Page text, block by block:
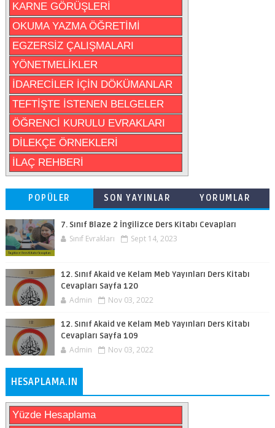
KARNE GÖRÜŞLERİ
OKUMA YAZMA ÖĞRETİMİ
EGZERSİZ ÇALIŞMALARI
YÖNETMELİKLER
İDARECİLER İÇİN DÖKÜMANLAR
TEFTİŞTE İSTENEN BELGELER
ÖĞRENCİ KURULU EVRAKLARI
DİLEKÇE ÖRNEKLERİ
İLAÇ REHBERİ
POPÜLER SON YAYINLAR YORUMLAR
7. Sınıf Blaze 2 İngilizce Ders Kitabı Cevapları
Sınıf Evrakları Sept 14, 2023
12. Sınıf Akaid ve Kelam Meb Yayınları Ders Kitabı
Cevapları Sayfa 120
Admin Nov 03, 2022
12. Sınıf Akaid ve Kelam Meb Yayınları Ders Kitabı
Cevapları Sayfa 109
Admin Nov 03, 2022
HESAPLAMA.IN
Yüzde Hesaplama